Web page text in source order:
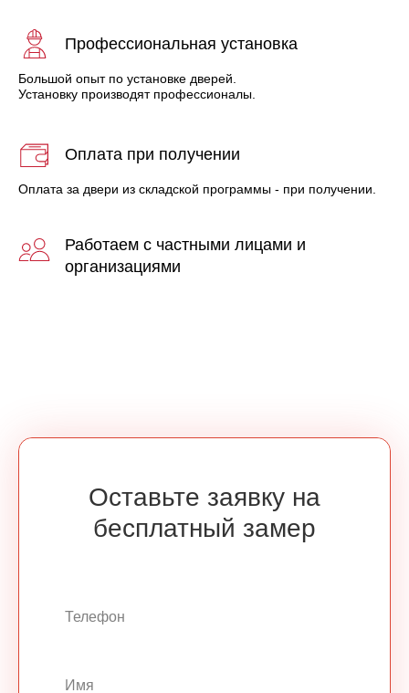
Профессиональная установка
Большой опыт по установке дверей.
Установку производят профессионалы.
Оплата при получении
Оплата за двери из складской программы - при получении.
Работаем с частными лицами и
организациями
Оставьте заявку на
бесплатный замер